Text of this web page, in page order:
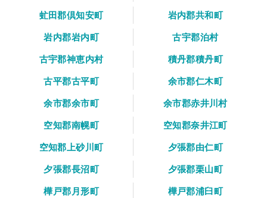
虻田郡倶知安町
岩内郡共和町
岩内郡岩内町
古宇郡泊村
古宇郡神恵内村
積丹郡積丹町
古平郡古平町
余市郡仁木町
余市郡余市町
余市郡赤井川村
空知郡南幌町
空知郡奈井江町
空知郡上砂川町
夕張郡由仁町
夕張郡長沼町
夕張郡栗山町
樺戸郡月形町
樺戸郡浦臼町